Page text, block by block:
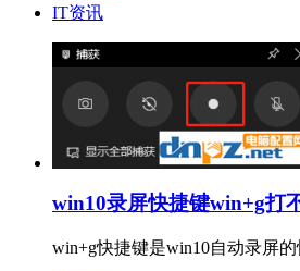
IT资讯
win10录屏快捷键win+g打
win+g快捷键是win10自动录屏